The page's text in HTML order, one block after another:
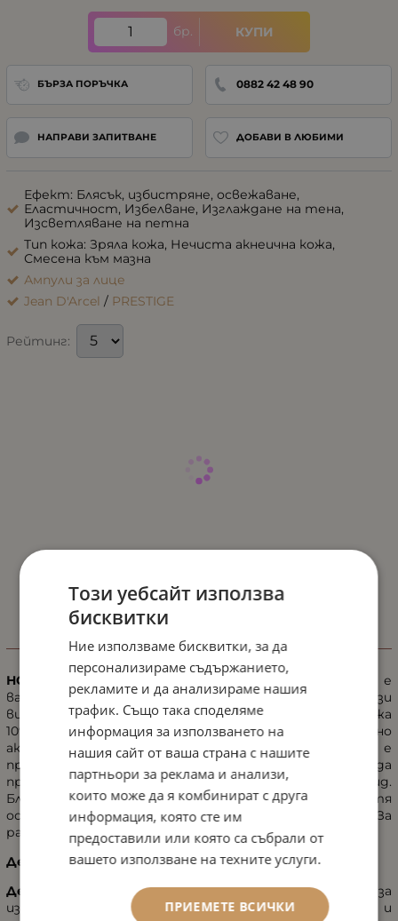
бр. КУПИ
БЪРЗА ПОРЪЧКА 0882 42 48 90
НАПРАВИ ЗАПИТВАНЕ ДОБАВИ В ЛЮБИМИ
Ефект: Блясък, избистряне, освежаване,
Еластичност, Избелване, Изглаждане на тена,
Изсветляване на петна
Тип кожа: Зряла кожа, Нечиста акнеична кожа,
Смесена към мазна
Ампули за лице
Jean D'Arcel / PRESTIGE
Рейтинг:
ИНФОРМАЦИЯ
НОВО от JEAN D'ARCEL!
Ампулата с витамин С е
вашият ключ към незабавен блясък и сияйна кожа! Този
високоефективен концентрат на витамин С съдържа
10% производно на витамин С, което специално
активира сиянието на кожата. Ампулата е
предназначена да минимизира линиите и бръчките и да
придаде на кожата ви равномерен и по-гладък вид.
Благодарение на усъвършенстваната си формула, тя
осигурява ревитализирана и освежена кожа. За
равномерна и по-гладка кожа.
Действие на активните съставки:
Дериват на витамин Сс мощен комплекс за
изсветляване на кожата. Изравнява тена на кожата и
Този уебсайт използва
бисквитки
Ние използваме бисквитки, за да
персонализираме съдържанието,
рекламите и да анализираме нашия
трафик. Също така споделяме
информация за използването на
нашия сайт от ваша страна с нашите
партньори за реклама и анализи,
които може да я комбинират с друга
информация, която сте им
предоставили или която са събрали от
вашето използване на техните услуги.
ПРИЕМЕТЕ ВСИЧКИ